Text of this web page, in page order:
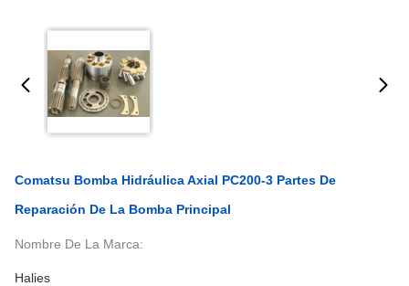
Comatsu Bomba Hidráulica Axial PC200-3 Partes De
Reparación De La Bomba Principal
Nombre De La Marca:
Halies